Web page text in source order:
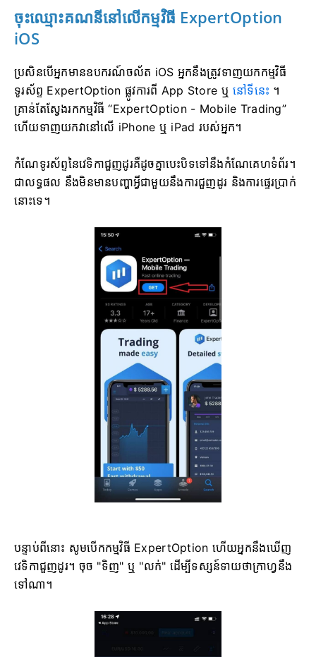
ចុះឈ្មោះគណនីនៅលើកម្មវិធី ExpertOption
iOS
ប្រសិនបើអ្នកមានឧបករណ៍ចល័ត iOS អ្នកនឹងត្រូវទាញយកកម្មវិធី
ទូរស័ព្ទ ExpertOption ផ្លូវការពី App Store ឬនៅទីនេះ ។
គ្រាន់តែស្វែងរកកម្មវិធី “ExpertOption - Mobile Trading”
ហើយទាញយកវានៅលើ iPhone ឬ iPad របស់អ្នក។
កំណែទូរស័ព្ទនៃវេទិកាជួញដូរគឺដូចគ្នាបេះបិទទៅនឹងកំណែគេហទំព័រ។
ជាលទ្ធផល នឹងមិនមានបញ្ហាអ្វីជាមួយនឹងការជួញដូរ និងការផ្ទេរប្រាក់
នោះទេ។
បន្ទាប់ពីនោះ សូមបើកកម្មវិធី ExpertOption ហើយអ្នកនឹងឃើញ
វេទិកាជួញដូរ។ ចុច "ទិញ" ឬ "លក់" ដើម្បីទស្សន៍ទាយថាក្រាហ្វនឹង
ទៅណា។